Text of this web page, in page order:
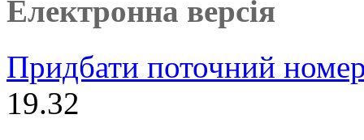
Електронна версія
Придбати поточний
19.32